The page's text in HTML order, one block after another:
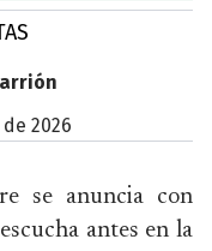
de 2026
se anuncia con
antes en la